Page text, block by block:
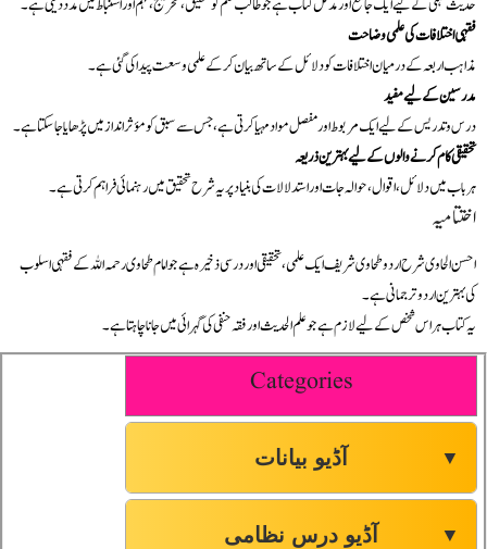
حدیث فہمی کے لیے ایک جامع اور مدلل کتاب ہے جو طالب علم کو تحقیق، تخریج، فہم اور استنباط میں مدد دیتی ہے۔
فقہی اختلافات کی علمی وضاحت
مذاہب اربعہ کے درمیان اختلافات کو دلائل کے ساتھ بیان کر کے علمی وسعت پیدا کی گئی ہے۔
مدرسین کے لیے مفید
درس و تدریس کے لیے ایک مربوط اور مفصل مواد مہیا کرتی ہے، جس سے سبق کو مؤثر انداز میں پڑھایا جا سکتا ہے۔
تحقیقی کام کرنے والوں کے لیے بہترین ذریعہ
ہر باب میں دلائل، اقوال، حوالہ جات اور استدلالات کی بنیاد پر یہ شرح تحقیق میں رہنمائی فراہم کرتی ہے۔
اختتامیہ
احسن الحاوی شرح اردو طحاوی شریف ایک علمی، تحقیقی اور درسی ذخیرہ ہے جو امام طحاوی رحمہ اللہ کے فقہی اسلوب
کی بہترین اردو ترجمانی ہے۔
یہ کتاب ہر اس شخص کے لیے لازم ہے جو علم الحدیث اور فقہ حنفی کی گہرائی میں جانا چاہتا ہے۔
Categories
آڈیو بیانات ▼
آڈیو درس نظامی ▼